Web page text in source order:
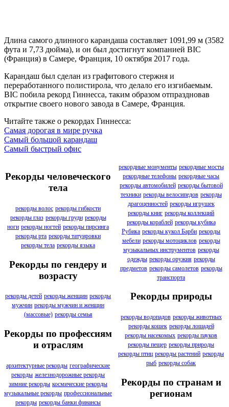
Длина самого длинного карандаша составляет 1091,99 м (3582
фута и 7,73 дюйма), и он был достигнут компанией BIC
(Франция) в Самере, Франция, 10 октября 2017 года.
Карандаш был сделан из графитового стержня и
переработанного полистирола, что делало его изгибаемым.
BIC побила рекорд Гиннесса, таким образом отпраздновав
открытие своего нового завода в Самере, Франция.
Читайте также о рекордах Гиннесса:
Самая дорогая в мире ручка
Самый большой карандаш
Самый быстрый офис
Рекорды человеческого
тела
рекорды волос рекорды гибкости
рекорды глаз рекорды груди рекорды
ноги рекорды ногтей рекорды пирсинга
рекорды рта рекорды татуировки
рекорды тела рекорды языка
Рекорды по гендеру и
возрасту
рекорды детей рекорды женщин рекорды
мужчин рекорды мужчин и женщин
(массовые) рекорды семья
Рекорды по профессиям
и отраслям
архитектурные рекорды географические
рекорды железнодорожные рекорды
зимние рекорды космические рекорды
музыкальные рекорды профессиональные
рекорды рекорды банки финансы
рекордные монументы рекордные мосты
рекордные телефоны рекордные часы
рекорды автомобилей рекорды бытовой
техники рекорды велосипедов рекорды
драгоценностей рекорды игрушек
рекорды книг рекорды коллекций
рекорды кораблей рекорды кубика
Рубика рекорды кукол Барби рекорды
мебели рекорды мотоциклов рекорды
музыкальных инструментов рекорды
одежды рекорды оружия рекорды
предметов рекорды самолетов рекорды
транспорта
Рекорды природы
рекорды водопадов рекорды животных
рекорды кошек рекорды лошадей
рекорды насекомых рекорды пауков
рекорды пещер рекорды природы
рекорды птиц рекорды растений рекорды
рыб рекорды собак
Рекорды по странам и
регионам